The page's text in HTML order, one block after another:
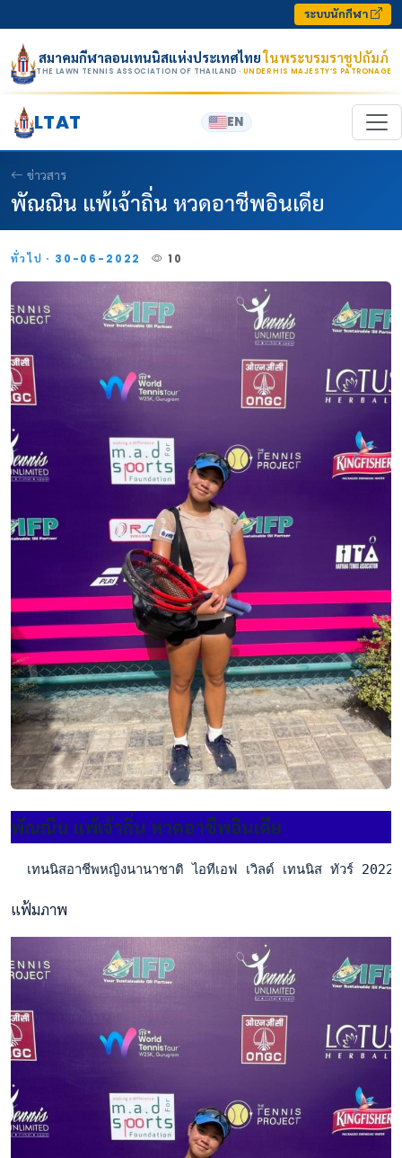
ระบบนักกีฬา
สมาคมกีฬาลอนเทนนิสแห่งประเทศไทยในพระบรมราชูปถัมภ์
THE LAWN TENNIS ASSOCIATION OF THAILAND · UNDER HIS MAJESTY’S PATRONAGE
LTAT EN
ข่าวสาร
พัณณิน แพ้เจ้าถิ่น หวดอาชีพอินเดีย
ทั่วไป · 30-06-2022 10
พัณณิน แพ้เจ้าถิ่น หวดอาชีพอินเดีย
เทนนิสอาชีพหญิงนานาชาติ ไอทีเอฟ เวิลด์ เทนนิส ทัวร์
แฟ้มภาพ